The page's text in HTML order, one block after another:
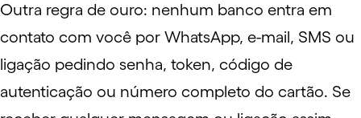
Outra regra de ouro: nenhum banco entra em
contato com você por WhatsApp, e-mail, SMS ou
ligação pedindo senha, token, código de
autenticação ou número completo do cartão. Se